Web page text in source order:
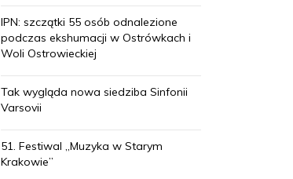
IPN: szczątki 55 osób odnalezione
podczas ekshumacji w Ostrówkach i
Woli Ostrowieckiej
Tak wygląda nowa siedziba Sinfonii
Varsovii
51. Festiwal „Muzyka w Starym
Krakowie”